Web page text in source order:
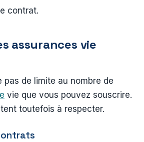
contrat.
assurances vie
pas de limite au nombre de
vie que vous pouvez souscrire.
toutefois à respecter.